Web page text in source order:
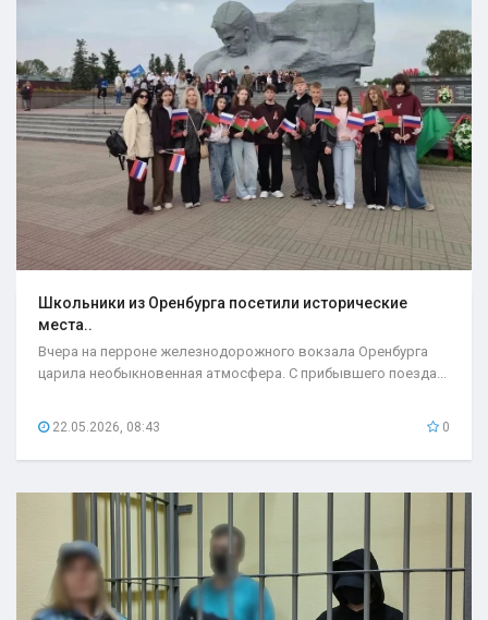
Школьники из Оренбурга посетили исторические
места..
Вчера на перроне железнодорожного вокзала Оренбурга
царила необыкновенная атмосфера. С прибывшего поезда...
22.05.2026, 08:43 0